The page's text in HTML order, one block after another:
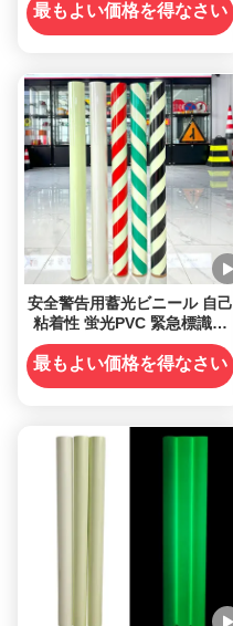
最もよい価格を得なさい
安全警告用蓄光ビニール 自己
粘着性 蛍光PVC 緊急標識お
よび危険マーキング用
最もよい価格を得なさい